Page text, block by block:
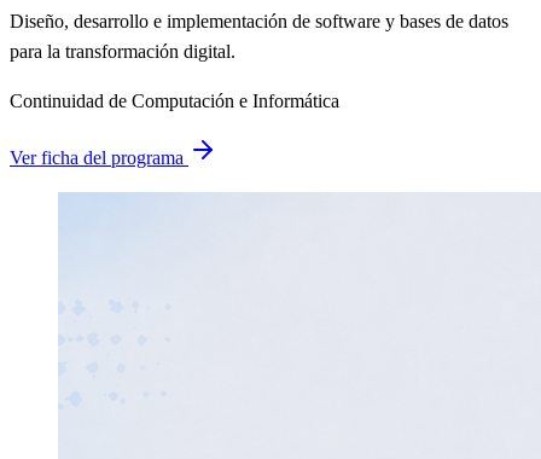
Diseño, desarrollo e implementación de software y bases de datos
para la transformación digital.
Continuidad de Computación e Informática
Ver ficha del programa